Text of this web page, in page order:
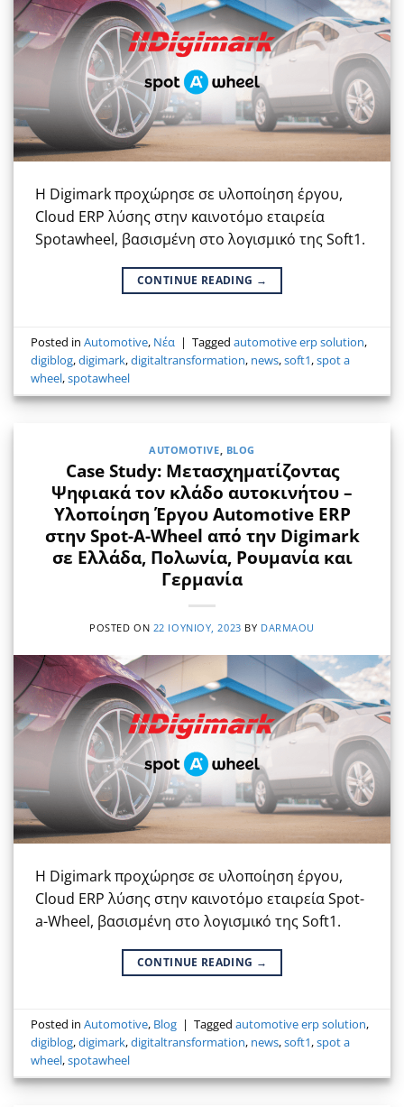
Η Digimark προχώρησε σε υλοποίηση έργου,
Cloud ERP λύσης στην καινοτόμο εταιρεία
Spotawheel, βασισμένη στο λογισμικό της Soft1.
CONTINUE READING →
Posted inAutomotive, Νέα | Taggedautomotive erp solution,
digiblog,digimark,digitaltransformation, news,soft1,spot a
wheel,spotawheel
AUTOMOTIVE, BLOG
Case Study: Μετασχηματίζοντας
Ψηφιακά τον κλάδο αυτοκινήτου –
Υλοποίηση Έργου Automotive ERP
στην Spot-A-Wheel από την Digimark
σε Ελλάδα, Πολωνία, Ρουμανία και
Γερμανία
POSTED ON 22 ΙΟΥΝΊΟΥ, 2023 BY DARMAOU
Η Digimark προχώρησε σε υλοποίηση έργου,
Cloud ERP λύσης στην καινοτόμο εταιρεία Spot-
a-Wheel, βασισμένη στο λογισμικό της Soft1.
CONTINUE READING →
Posted inAutomotive, Blog | Taggedautomotive erp solution,
digiblog,digimark,digitaltransformation, news,soft1,spot a
wheel,spotawheel